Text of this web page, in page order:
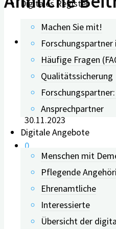
Digitales Register
Machen Sie mit!
Forschungspartner
Häufige Fragen
Qualitätssicherung
Ansprechpartner
Digitale Angebote
Menschen mit
Pflegende
Ehrenamtliche
Interessierte
Übersicht der
„Kognitive
30.11.2023
0
04.11.2021